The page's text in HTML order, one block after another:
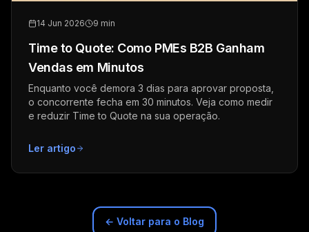
14 Jun 2026 9 min
Time to Quote: Como PMEs B2B Ganham
Vendas em Minutos
Enquanto você demora 3 dias para aprovar proposta,
o concorrente fecha em 30 minutos. Veja como medir
e reduzir Time to Quote na sua operação.
Ler artigo
← Voltar para o Blog